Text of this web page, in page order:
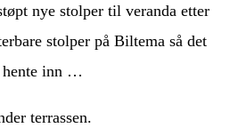
nye stolper til veranda etter
stolper på Biltema så det
hente inn …
terrassen.